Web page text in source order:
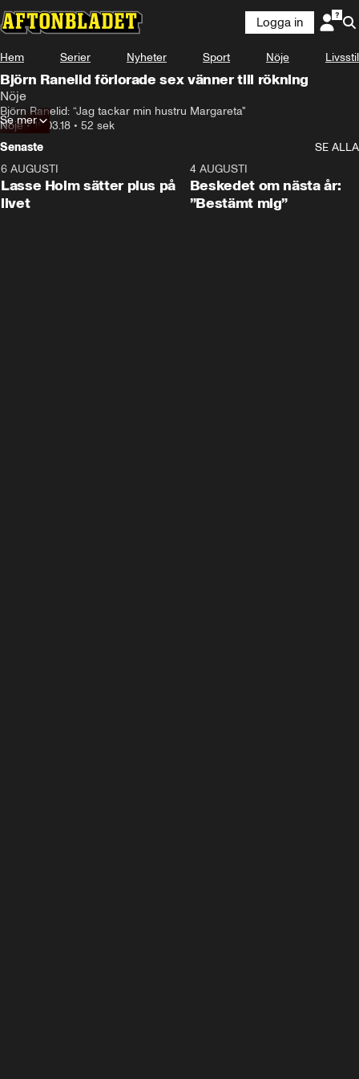
Logga in
Hem Serier Nyheter Sport Nöje Livsstil
Björn Ranelid förlorade sex vänner till rökning
Nöje
Björn Ranelid: “Jag tackar min hustru Margareta"
Nöje•16.03.18 • 52 sek
Se mer
Senaste
SE ALLA
6 AUGUSTI
Lasse Holm sätter plus på
livet
4 AUGUSTI
Beskedet om nästa år:
”Bestämt mig”